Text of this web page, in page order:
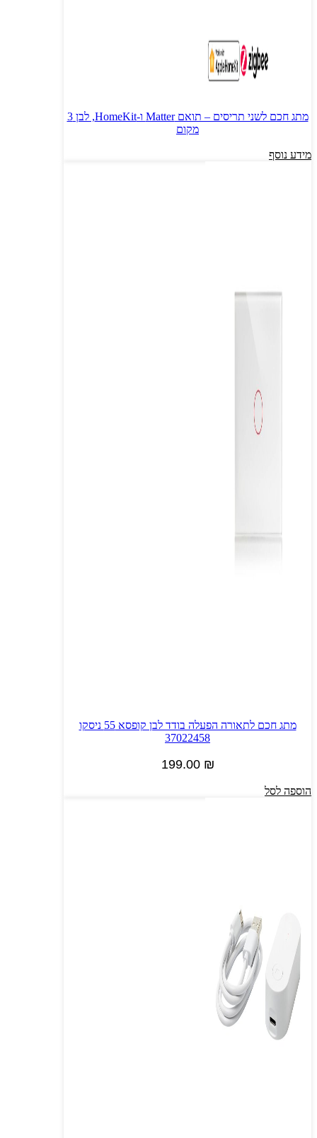
מתג חכם לשני תריסים – תואם Matter ו-HomeKit, לבן 3
מקום
מידע נוסף
מתג חכם לתאורה הפעלה בודד לבן קופסא 55 ניסקו
37022458
199.00 ₪
הוספה לסל